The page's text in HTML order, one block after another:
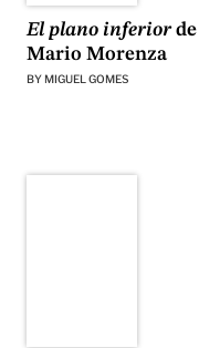
El plano inferiorde
Mario Morenza
BY MIGUEL GOMES